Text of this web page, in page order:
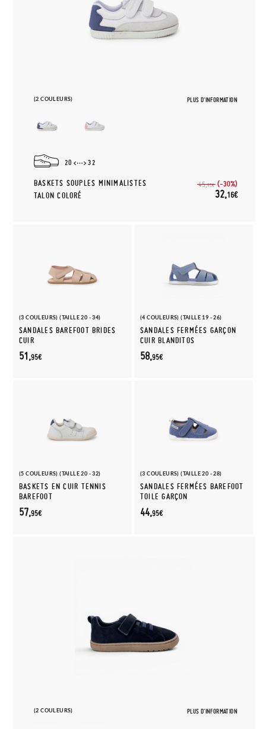
(2 COULEURS) PLUS D'INFORMATION
20 32
BASKETS SOUPLES MINIMALISTES
TALON COLORÉ
45,95€ (-30%)
32,16€
(3 COULEURS) (TAILLE 20 - 34)
SANDALES BAREFOOT BRIDES
CUIR
51,95€
(4 COULEURS) (TAILLE 19 - 26)
SANDALES FERMÉES GARÇON
CUIR BLANDITOS
58,95€
(5 COULEURS) (TAILLE 20 - 32)
BASKETS EN CUIR TENNIS
BAREFOOT
57,95€
(3 COULEURS) (TAILLE 20 - 28)
SANDALES FERMÉES BAREFOOT
TOILE GARÇON
44,95€
(2 COULEURS) PLUS D'INFORMATION